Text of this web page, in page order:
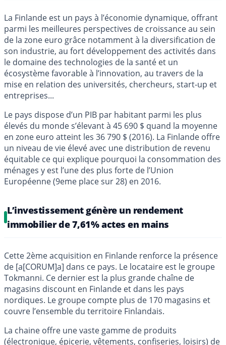
La Finlande est un pays à l’économie dynamique, offrant
parmi les meilleures perspectives de croissance au sein
de la zone euro grâce notamment à la diversification de
son industrie, au fort développement des activités dans
le domaine des technologies de la santé et un
écosystème favorable à l’innovation, au travers de la
mise en relation des universités, chercheurs, start-up et
entreprises...
Le pays dispose d’un PIB par habitant parmi les plus
élevés du monde s’élevant à 45 690 $ quand la moyenne
en zone euro atteint les 36 790 $ (2016). La Finlande offre
un niveau de vie élevé avec une distribution de revenu
équitable ce qui explique pourquoi la consommation des
ménages y est l’une des plus forte de l’Union
Européenne (9eme place sur 28) en 2016.
L’investissement génère un rendement
immobilier de 7,61% actes en mains
Cette 2ème acquisition en Finlande renforce la présence
de [a[CORUM]a] dans ce pays. Le locataire est le groupe
Tokmanni. Ce dernier est la plus grande chaîne de
magasins discount en Finlande et dans les pays
nordiques. Le groupe compte plus de 170 magasins et
couvre l’ensemble du territoire Finlandais.
La chaine offre une vaste gamme de produits
(électronique, épicerie, vêtements, confiseries, loisirs) de